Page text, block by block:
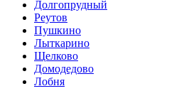
Долгопрудный
Реутов
Пушкино
Лыткарино
Щелково
Домодедово
Лобня